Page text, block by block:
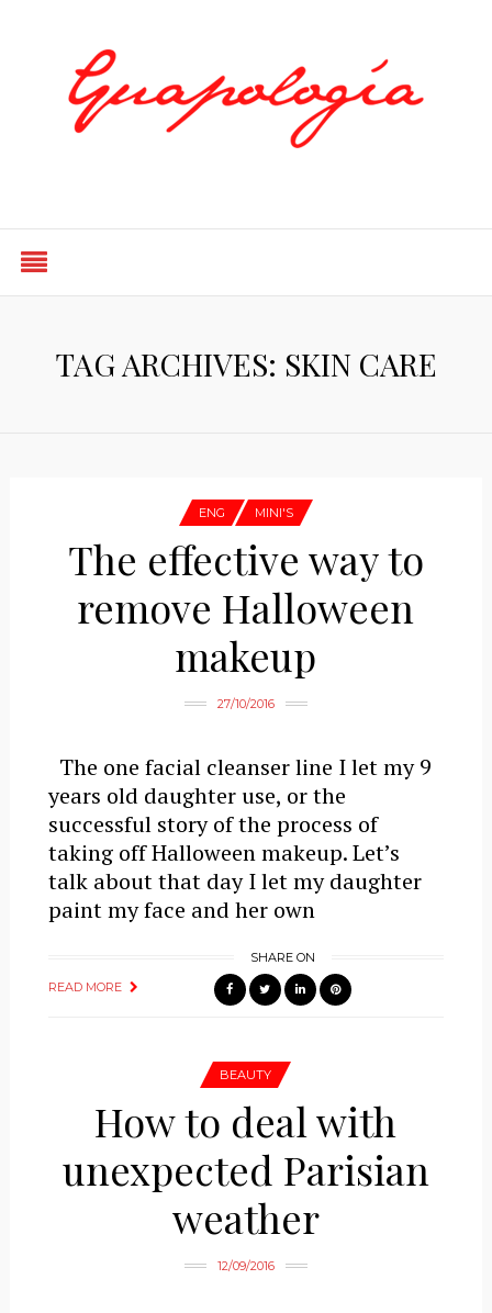
TAG ARCHIVES: SKIN CARE
ENG MINI'S
The effective way to
remove Halloween
makeup
27/10/2016
The one facial cleanser line I let my 9
years old daughter use, or the
successful story of the process of
taking off Halloween makeup. Let’s
talk about that day I let my daughter
paint my face and her own
READ MORE
SHARE ON
BEAUTY
How to deal with
unexpected Parisian
weather
12/09/2016